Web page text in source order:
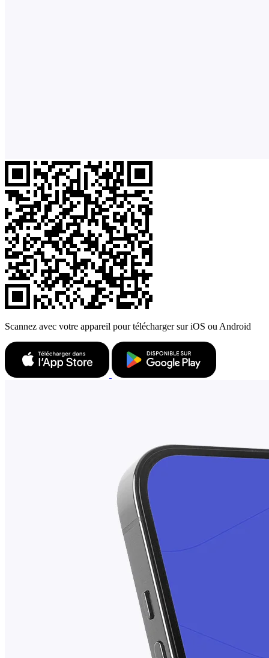
Scannez avec votre appareil pour télécharger sur iOS ou Android